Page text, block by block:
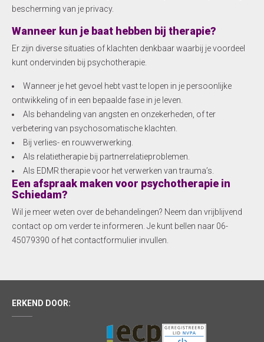
bescherming van je privacy.
Wanneer kun je baat hebben bij therapie?
Er zijn diverse situaties of klachten denkbaar waarbij je voordeel
kunt ondervinden bij psychotherapie.
Wanneer je het gevoel hebt vast te lopen in je persoonlijke
ontwikkeling of in een bepaalde fase in je leven.
Als behandeling van angsten en onzekerheden, of ter
verbetering van psychosomatische klachten.
Bij verlies- en rouwverwerking.
Als relatietherapie bij partnerrelatieproblemen.
Als EDMR therapie voor het verwerken van trauma’s.
Een afspraak maken voor psychotherapie in
Schiedam?
Wil je meer weten over de behandelingen? Neem dan vrijblijvend
contact op om verder te informeren. Je kunt bellen naar 06-
45079390 of het contactformulier invullen.
ERKEND DOOR: